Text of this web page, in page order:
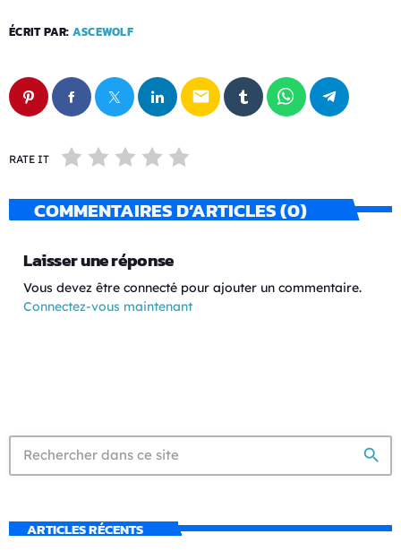
ÉCRIT PAR: ASCEWOLF
email
RATE IT
COMMENTAIRES D’ARTICLES (0)
Laisser une réponse
Vous devez être connecté pour ajouter un commentaire.
Connectez-vous maintenant
search
ARTICLES RÉCENTS